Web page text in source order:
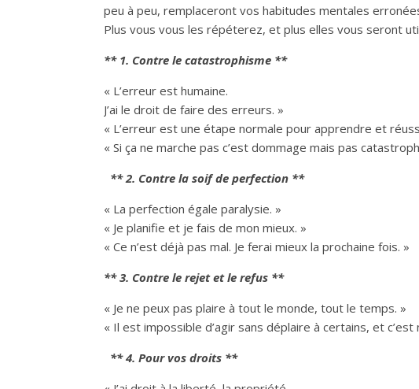
peu à peu, remplaceront vos habitudes mentales
Plus vous vous les répéterez, et plus elles vous seront
** 1. Contre le catastrophisme **
« L’erreur est humaine.
J’ai le droit de faire des erreurs. »
« L’erreur est une étape normale pour apprendre et
« Si ça ne marche pas c’est dommage mais pas
** 2. Contre la soif de perfection **
« La perfection égale paralysie. »
« Je planifie et je fais de mon mieux. »
« Ce n’est déjà pas mal. Je ferai mieux la prochaine fois. »
** 3. Contre le rejet et le refus **
« Je ne peux pas plaire à tout le monde, tout le temps. »
« Il est impossible d’agir sans déplaire à certains, et c’est
** 4. Pour vos droits **